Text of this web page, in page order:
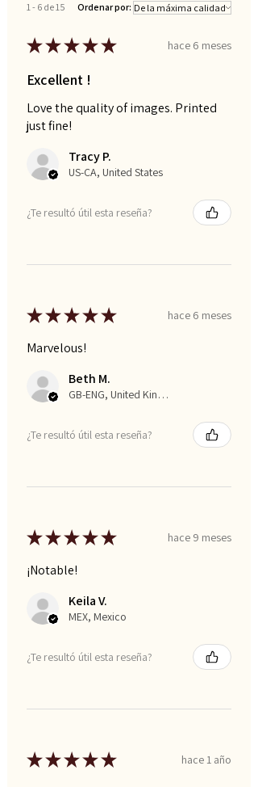
1 - 6 de 15 Ordenar por:
★★★★★ hace 6 meses
Excellent !
Love the quality of images. Printed
just fine!
Tracy P.
US-CA, United States
¿Te resultó útil esta reseña?
★★★★★ hace 6 meses
Marvelous!
Beth M.
GB-ENG, United Kingdom
¿Te resultó útil esta reseña?
★★★★★ hace 9 meses
¡Notable!
Keila V.
MEX, Mexico
¿Te resultó útil esta reseña?
★★★★★ hace 1 año